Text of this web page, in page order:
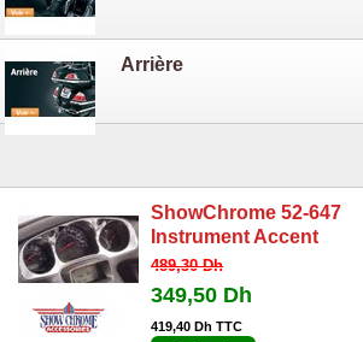
Arrière
ShowChrome 52-647
Instrument Accent
489,30 Dh
349,50 Dh
419,40 Dh TTC